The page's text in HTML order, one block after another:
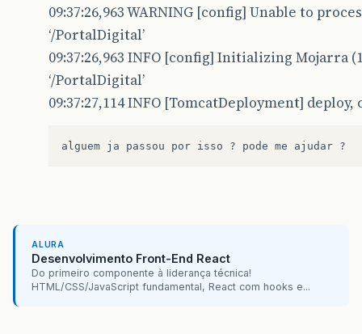
09:37:26,963 WARNING [config] Unable to
‘/PortalDigital’
09:37:26,963 INFO [config] Initializing Mojarra
‘/PortalDigital’
09:37:27,114 INFO [TomcatDeployment] deploy,
ALURA
Desenvolvimento Front-End React
Do primeiro componente à liderança técnica!
HTML/CSS/JavaScript fundamental, React com hooks e...